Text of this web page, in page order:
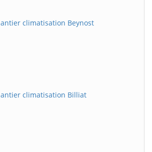
climatisation Beynost
climatisation Billiat